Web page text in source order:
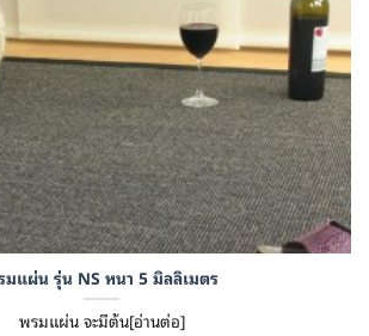
มแผ่น รุ่น NS หนา 5 มิลลิเมตร
พรมแผ่น จะมีต้น[อ่านต่อ]